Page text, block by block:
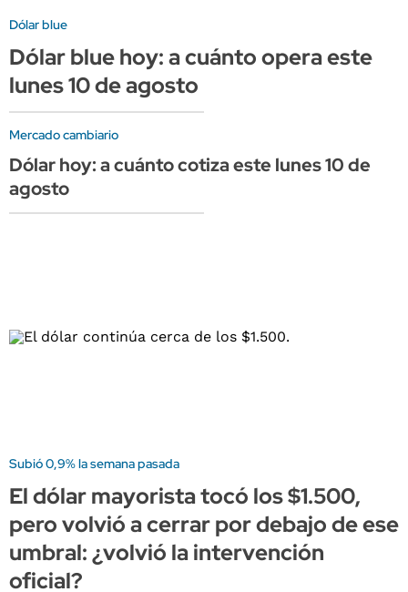
Dólar blue
Dólar blue hoy: a cuánto opera este
lunes 10 de agosto
Mercado cambiario
Dólar hoy: a cuánto cotiza este lunes 10 de
agosto
Subió 0,9% la semana pasada
El dólar mayorista tocó los $1.500,
pero volvió a cerrar por debajo de ese
umbral: ¿volvió la intervención
oficial?